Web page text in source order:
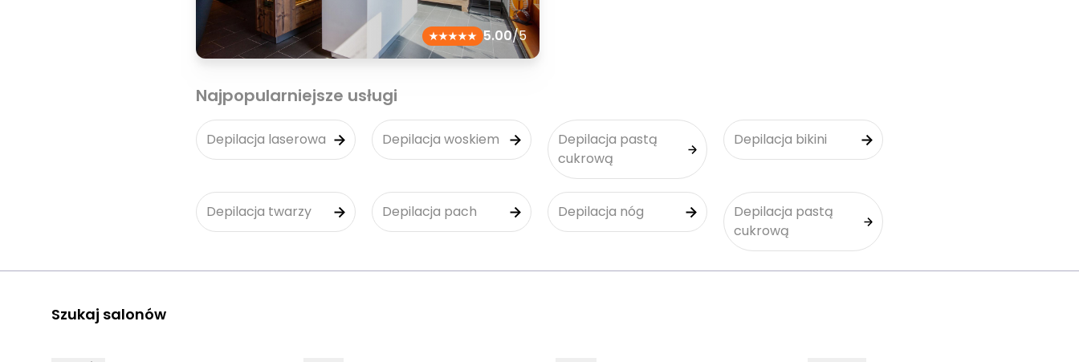
5.00/5
Najpopularniejsze usługi
Depilacja laserowa Depilacja woskiem
Depilacja pastą
cukrową
Depilacja bikini
Depilacja twarzy Depilacja pach Depilacja nóg
Depilacja pastą
cukrową
Szukaj salonów